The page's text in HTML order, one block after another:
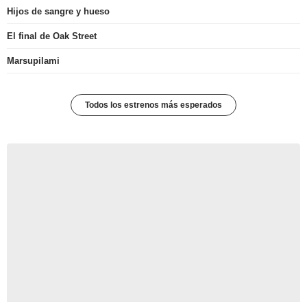
Hijos de sangre y hueso
El final de Oak Street
Marsupilami
Todos los estrenos más esperados